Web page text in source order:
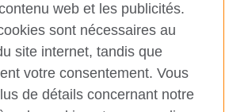
société par actions simplifiée
du British Council, l’agence
dédiée aux domaines de l’éducation
British Council in France société par
est une société inscrite en
web et les publicités.
sont nécessaires au
site internet, tandis que
votre consentement. Vous
de détails concernant notre